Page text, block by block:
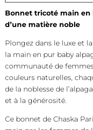
Bonnet tricoté main en
d’une matière noble
Plongez dans le luxe et
la main en pur baby
communauté de
couleurs naturelles,
de la noblesse de
et à la générosité.
Ce bonnet de Chaska